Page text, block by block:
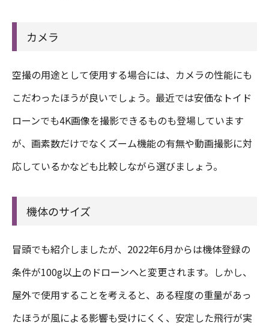
カメラ
空撮の用途として使用する場合には、カメラの性能にも
こだわったほうが良いでしょう。最近では安価なトイド
ローンでも4K画像を撮影できるものも登場しています
が、画素数だけでなくズーム機能の有無や動画撮影に対
応しているかなども比較しながら選びましょう。
機体のサイズ
冒頭でも紹介しましたが、2022年6月からは機体登録の
条件が100g以上のドローンへと変更されます。しかし、
屋外で使用することを考えると、ある程度の重量があっ
たほうが風による影響も受けにくく、安定した飛行が実